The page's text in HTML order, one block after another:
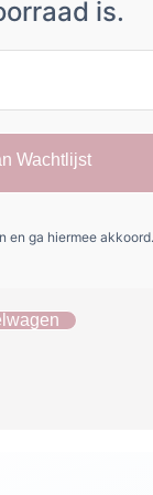
is.
Wachtlijst
en ga hiermee akkoord.